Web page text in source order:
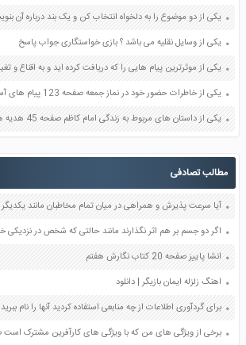
یکی از وسایل نقلیه می باشد ؟ بازی خواستگاری جواب پاسخ
یکی از خاطرات حضور خود در نماز جمعه صفحه 123 پیام های آسمان هفتم
یکی از داستان های مربوط به زندگی امام کاظم صفحه 45 هدیه های آسمان چهارم
مطالب تصادفی
انشا پاییز صفحه 20 کتاب نگارش هفتم
اهنگ زلزله ایمان بازیگر | دانلود